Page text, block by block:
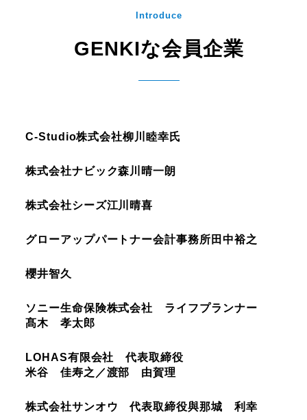
Introduce
GENKIな会員企業
C-Studio株式会社柳川睦幸氏
株式会社ナビック森川晴一朗
株式会社シーズ江川晴喜
グローアップパートナー会計事務所 田中裕之
櫻井智久
ソニー生命保険株式会社 ライフプランナー
髙木 孝太郎
LOHAS有限会社 代表取締役
米谷 佳寿之／渡部 由賀理
株式会社サンオウ 代表取締役與那城 利幸